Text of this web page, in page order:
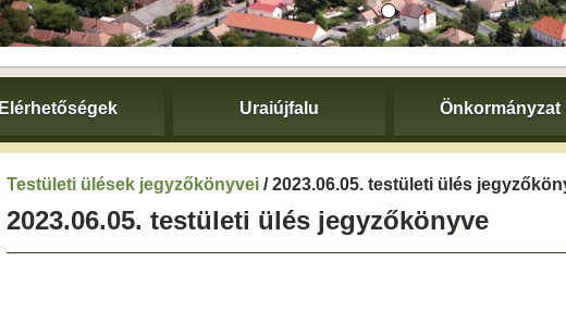
Elérhetőségek Uraiújfalu Önkormányzat
Testületi ülések jegyzőkönyvei / 2023.06.05. testületi ülés
2023.06.05. testületi ülés jegyzőkönyve